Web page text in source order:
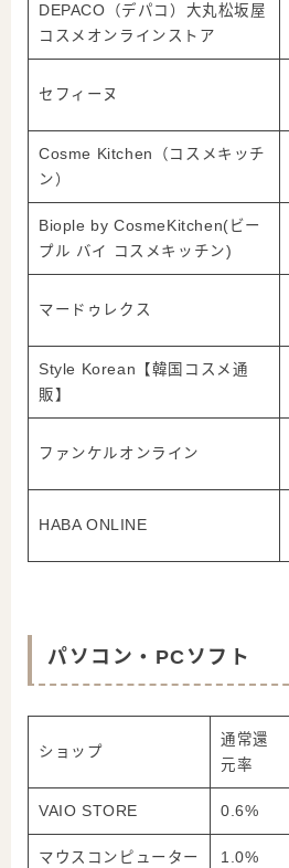
DEPACO（デパコ）大丸松坂屋
コスメオンラインストア
セフィーヌ
Cosme Kitchen（コスメキッチ
ン）
Biople by CosmeKitchen(ビー
プル バイ コスメキッチン)
マードゥレクス
Style Korean【韓国コスメ通
販】
ファンケルオンライン
HABA ONLINE
パソコン・PCソフト
ショップ
通常還
元率
VAIO STORE 0.6%
マウスコンピューター 1.0%